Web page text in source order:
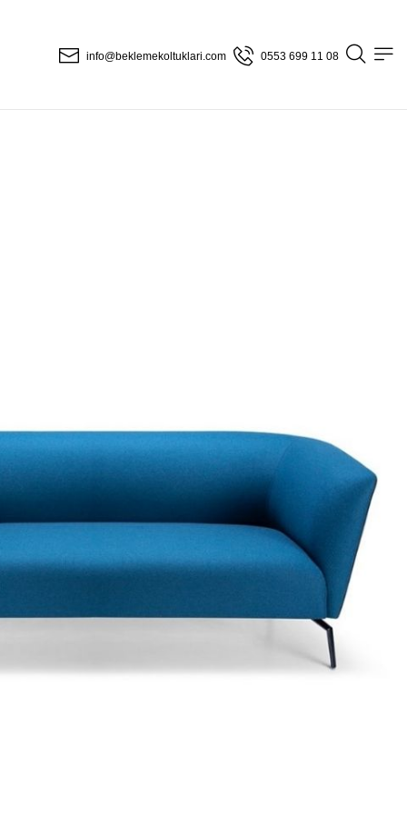
info@beklemekoltuklari.com 0553 699 11 08